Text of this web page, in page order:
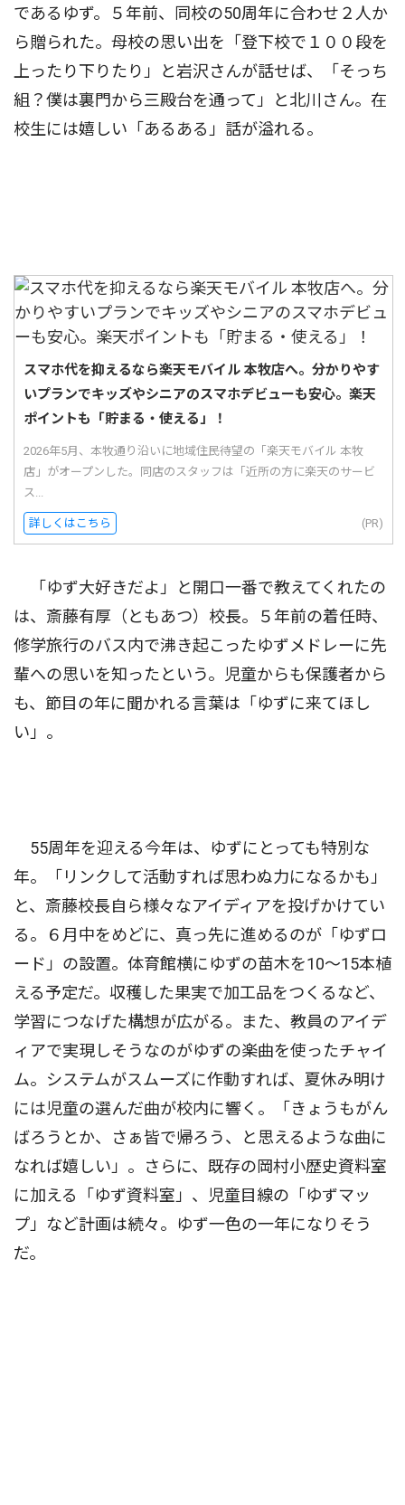
であるゆず。５年前、同校の50周年に合わせ２人か
ら贈られた。母校の思い出を「登下校で１００段を
上ったり下りたり」と岩沢さんが話せば、「そっち
組？僕は裏門から三殿台を通って」と北川さん。在
校生には嬉しい「あるある」話が溢れる。
スマホ代を抑えるなら楽天モバイル 本牧店へ。分かりやす
いプランでキッズやシニアのスマホデビューも安心。楽天
ポイントも「貯まる・使える」！
2026年5月、本牧通り沿いに地域住民待望の「楽天モバイル 本牧
店」がオープンした。同店のスタッフは「近所の方に楽天のサービ
ス...
詳しくはこちら (PR)
「ゆず大好きだよ」と開口一番で教えてくれたの
は、斎藤有厚（ともあつ）校長。５年前の着任時、
修学旅行のバス内で沸き起こったゆずメドレーに先
輩への思いを知ったという。児童からも保護者から
も、節目の年に聞かれる言葉は「ゆずに来てほし
い」。
55周年を迎える今年は、ゆずにとっても特別な
年。「リンクして活動すれば思わぬ力になるかも」
と、斎藤校長自ら様々なアイディアを投げかけてい
る。６月中をめどに、真っ先に進めるのが「ゆずロ
ード」の設置。体育館横にゆずの苗木を10〜15本植
える予定だ。収穫した果実で加工品をつくるなど、
学習につなげた構想が広がる。また、教員のアイデ
ィアで実現しそうなのがゆずの楽曲を使ったチャイ
ム。システムがスムーズに作動すれば、夏休み明け
には児童の選んだ曲が校内に響く。「きょうもがん
ばろうとか、さぁ皆で帰ろう、と思えるような曲に
なれば嬉しい」。さらに、既存の岡村小歴史資料室
に加える「ゆず資料室」、児童目線の「ゆずマッ
プ」など計画は続々。ゆず一色の一年になりそう
だ。